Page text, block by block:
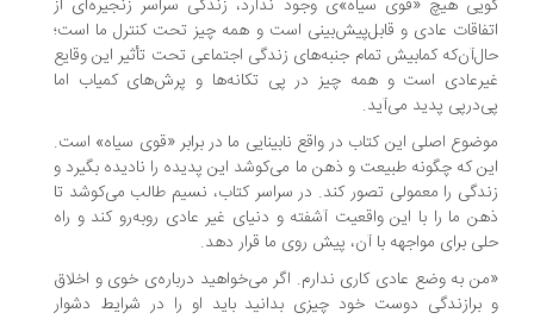
هیچ «قوی سیاه»ی وجود ندارد، زندگی سراسر زنجیره‌ای از
عادی و قابل‌پیش‌بینی است و همه چیز تحت کنترل ما است؛
کمابیش تمام جنبه‌های زندگی اجتماعی تحت تأثیر این وقایع
است و همه چیز در پی تکانه‌ها و پرش‌های کمیاب اما
پدید می‌آید.
اصلی این کتاب در واقع نابینایی ما در برابر «قوی سیاه» است.
که چگونه طبیعت و ذهن ما می‌کوشد این پدیده را نادیده بگیرد و
را معمولی تصور کند. در سراسر کتاب، نسیم طالب می‌کوشد تا
ما را با این واقعیت آشفته و دنیای غیر عادی روبه‌رو کند و راه
برای مواجهه با آن، پیش روی ما قرار دهد.
به وضع عادی کاری ندارم. اگر می‌خواهید درباره‌ی خوی و اخلاق
دوست خود چیزی بدانید باید او را در شرایط دشوار